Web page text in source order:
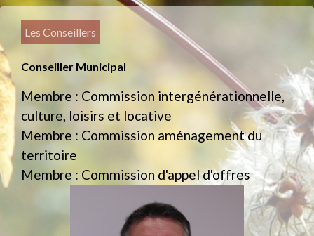
Les Conseillers
Conseiller Municipal
Membre : Commission intergénérationnelle,
culture, loisirs et locative
Membre : Commission aménagement du
territoire
Membre : Commission d'appel d'offres